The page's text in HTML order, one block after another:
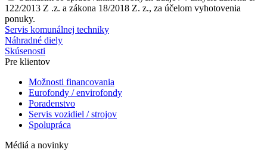
122/2013 Z .z. a zákona 18/2018 Z. z., za účelom vyhotovenia
ponuky.
Servis komunálnej techniky
Náhradné diely
Skúsenosti
Pre klientov
Možnosti financovania
Eurofondy / envirofondy
Poradenstvo
Servis vozidiel / strojov
Spolupráca
Médiá a novinky